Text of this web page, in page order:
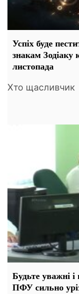
Успіх буде
знакам Зодіаку
листопада
Хто щасливчик
Будьте уважні
ПФУ сильно